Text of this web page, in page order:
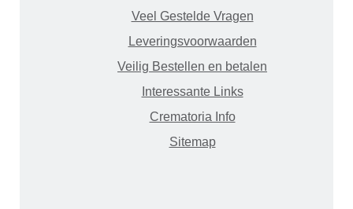
Veel Gestelde Vragen
Leveringsvoorwaarden
Veilig Bestellen en betalen
Interessante Links
Crematoria Info
Sitemap